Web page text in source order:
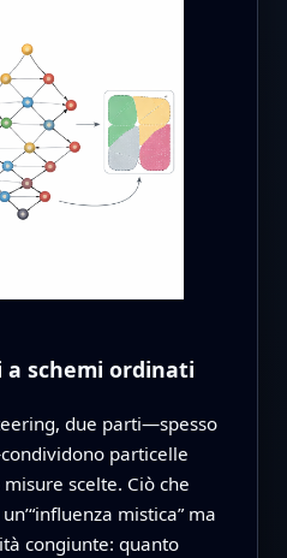
schemi ordinati
due parti—spesso
particelle
scelte. Ciò che
mistica” ma
congiunte: quanto